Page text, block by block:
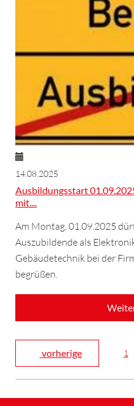
14.08.2025
Ausbildungsstart
mit....
Am Montag, 01.09.2025
Auszubildende als
Gebäudetechnik bei der
begrüßen.
vorherige 1